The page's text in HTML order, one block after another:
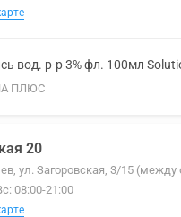
вод. р-р 3% фл. 100мл
ПЛЮС
20
ул. Загоровская, 3/15
08:00-21:00